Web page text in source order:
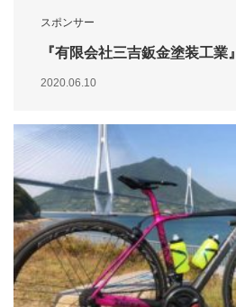
スポンサー
『有限会社三吉鈑金塗装工業』
2020.06.10